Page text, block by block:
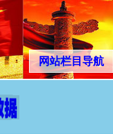
网站栏目导航